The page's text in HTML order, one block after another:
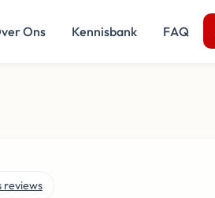
Ons Kennisbank FAQ
reviews